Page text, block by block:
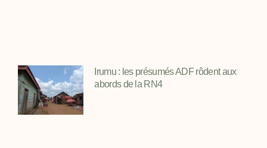
Irumu : les présumés ADF rôdent aux
abords de la RN4